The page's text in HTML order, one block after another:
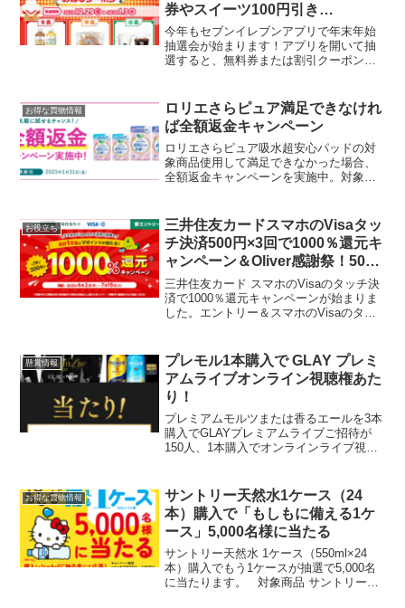
券やスイーツ100円引き
（12/29~1/3）
今年もセブンイレブンアプリで年末年始
抽選会が始まります！アプリを開いて抽
選すると、無料券または割引クーポンが
ポン小吉 セブンカフェ10円引きクーポ
ン たとえばスイ...
お得な買物情報
ロリエさらピュア満足できなけれ
ば全額返金キャンペーン
ロリエさらピュア吸水超安心パッドの対
象商品使用して満足できなかった場合、
全額返金キャンペーンを実施中。対象商
ッド50cc18枚入・ロリエさらピュア吸水
超安心パッド80...
お役立ち
三井住友カードスマホのVisaタッ
チ決済500円×3回で1000％還元キ
ャンペーン＆Oliver感謝祭！5000
円以上利用でもれなく100ポイン
ト
三井住友カード スマホのVisaのタッチ決
済で1000％還元キャンペーンが始まりま
した。エントリー＆スマホのVisaのタッ
額の1000％相当還元！はずれても...
懸賞情報
プレモル1本購入で GLAY プレミ
アムライブオンライン視聴権あた
り！
プレミアムモルツまたは香るエールを3本
購入でGLAYプレミアムライブご招待が
150人、1本購入でオンラインライブ視聴
場へのご招待やオリジナルサイングッズ
が当たります！...
お得な買物情報
サントリー天然水1ケース（24
本）購入で「もしもに備える1ケ
ース」5,000名様に当たる
サントリー天然水 1ケース（550ml×24
本）購入でもう1ケースが抽選で5,000名
に当たります。 対象商品 サントリー天